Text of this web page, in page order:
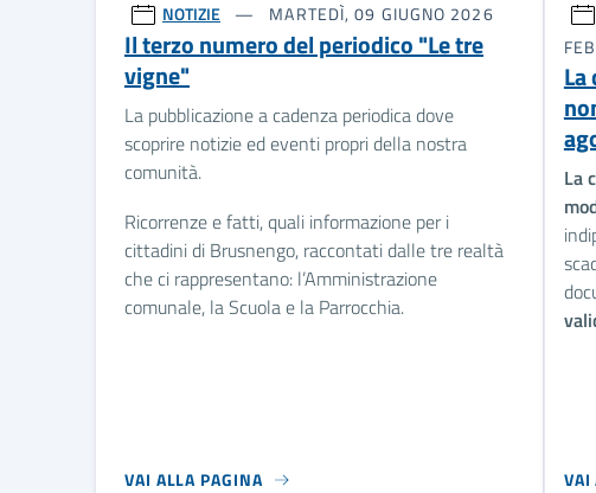
NOTIZIE MARTEDÌ, 09 GIUGNO 2026
Il terzo numero del periodico "Le tre
vigne"
La pubblicazione a cadenza periodica dove
scoprire notizie ed eventi propri della nostra
comunità.
Ricorrenze e fatti, quali informazione per i
cittadini di Brusnengo, raccontati dalle tre realtà
che ci rappresentano: l’Amministrazione
comunale, la Scuola e la Parrocchia.
VAI ALLA PAGINA
La
VAI